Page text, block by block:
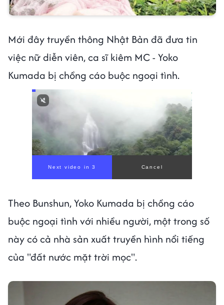
Mới đây truyền thông Nhật Bản đã đưa tin
việc nữ diễn viên, ca sĩ kiêm MC - Yoko
Kumada bị chồng cáo buộc ngoại tình.
Next video in 1 Cancel
Theo Bunshun, Yoko Kumada bị chồng cáo
buộc ngoại tình với nhiều người, một trong số
này có cả nhà sản xuất truyền hình nổi tiếng
của "đất nước mặt trời mọc".